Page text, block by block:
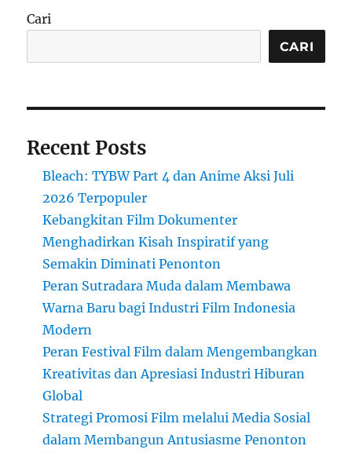
Cari
CARI
Recent Posts
Bleach: TYBW Part 4 dan Anime Aksi Juli
2026 Terpopuler
Kebangkitan Film Dokumenter
Menghadirkan Kisah Inspiratif yang
Semakin Diminati Penonton
Peran Sutradara Muda dalam Membawa
Warna Baru bagi Industri Film Indonesia
Modern
Peran Festival Film dalam Mengembangkan
Kreativitas dan Apresiasi Industri Hiburan
Global
Strategi Promosi Film melalui Media Sosial
dalam Membangun Antusiasme Penonton